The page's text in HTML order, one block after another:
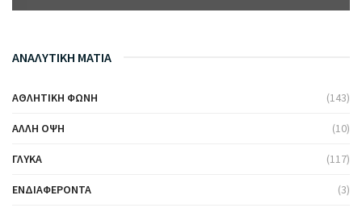
ΑΝΑΛΥΤΙΚΗ ΜΑΤΙΑ
ΑΘΛΗΤΙΚΉ ΦΩΝΉ (143)
ΆΛΛΗ ΌΨΗ (10)
ΓΛΥΚΆ (117)
ΕΝΔΙΑΦΈΡΟΝΤΑ (3)